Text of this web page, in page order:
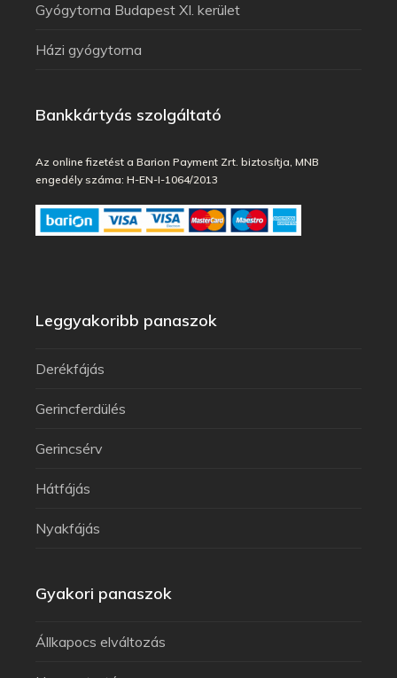
Gyógytorna Budapest XI. kerület
Házi gyógytorna
Bankkártyás szolgáltató
Az online fizetést a Barion Payment Zrt. biztosítja, MNB
engedély száma: H-EN-I-1064/2013
Leggyakoribb panaszok
Derékfájás
Gerincferdülés
Gerincsérv
Hátfájás
Nyakfájás
Gyakori panaszok
Állkapocs elváltozás